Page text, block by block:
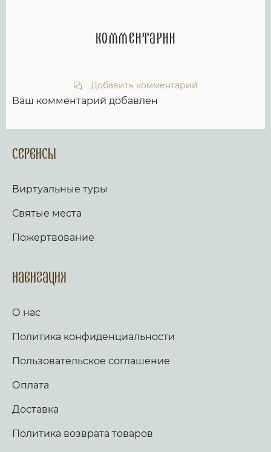
Комментарии
Добавить комментарий
Ваш комментарий добавлен
Сервисы
Виртуальные туры
Святые места
Пожертвование
Навигация
О нас
Политика конфиденциальности
Пользовательское соглашение
Оплата
Доставка
Политика возврата товаров